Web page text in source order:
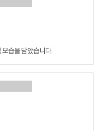
모습을 담았습니다.